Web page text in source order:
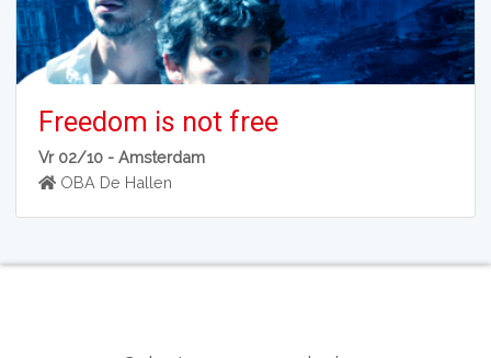
Freedom is not free
Vr 02/10 -Amsterdam
OBA De Hallen